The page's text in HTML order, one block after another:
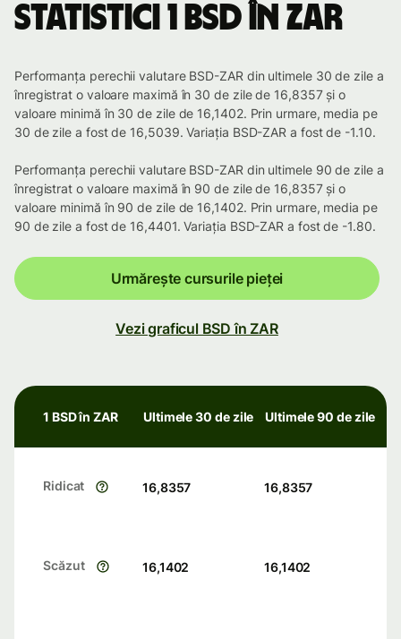
Statistici 1 BSD în ZAR
Performanța perechii valutare BSD-ZAR din ultimele 30 de zile a
înregistrat o valoare maximă în 30 de zile de 16,8357 și o
valoare minimă în 30 de zile de 16,1402. Prin urmare, media pe
30 de zile a fost de 16,5039. Variația BSD-ZAR a fost de -1.10.
Performanța perechii valutare BSD-ZAR din ultimele 90 de zile a
înregistrat o valoare maximă în 90 de zile de 16,8357 și o
valoare minimă în 90 de zile de 16,1402. Prin urmare, media pe
90 de zile a fost de 16,4401. Variația BSD-ZAR a fost de -1.80.
Urmărește cursurile pieței
Vezi graficul BSD în ZAR
1 BSD în ZAR Ultimele 30 de zile Ultimele 90 de zile
Ridicat 16,8357 16,8357
Scăzut 16,1402 16,1402